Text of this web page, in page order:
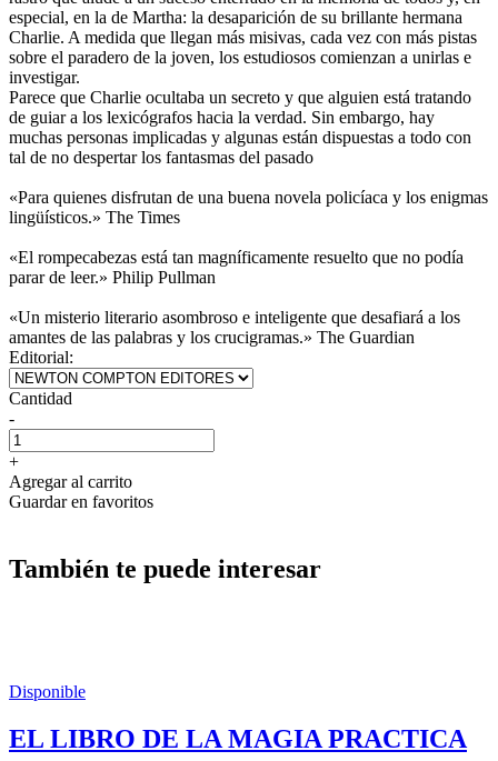
especial, en la de Martha: la desaparición de su brillante hermana
Charlie. A medida que llegan más misivas, cada vez con más pistas
sobre el paradero de la joven, los estudiosos comienzan a unirlas e
investigar.
Parece que Charlie ocultaba un secreto y que alguien está tratando
de guiar a los lexicógrafos hacia la verdad. Sin embargo, hay
muchas personas implicadas y algunas están dispuestas a todo con
tal de no despertar los fantasmas del pasado
«Para quienes disfrutan de una buena novela policíaca y los enigmas
lingüísticos.» The Times
«El rompecabezas está tan magníficamente resuelto que no podía
parar de leer.» Philip Pullman
«Un misterio literario asombroso e inteligente que desafiará a los
amantes de las palabras y los crucigramas.» The Guardian
Editorial:
Cantidad
-
+
Agregar al carrito
Guardar en favoritos
También te puede interesar
Disponible
EL LIBRO DE LA MAGIA PRACTICA